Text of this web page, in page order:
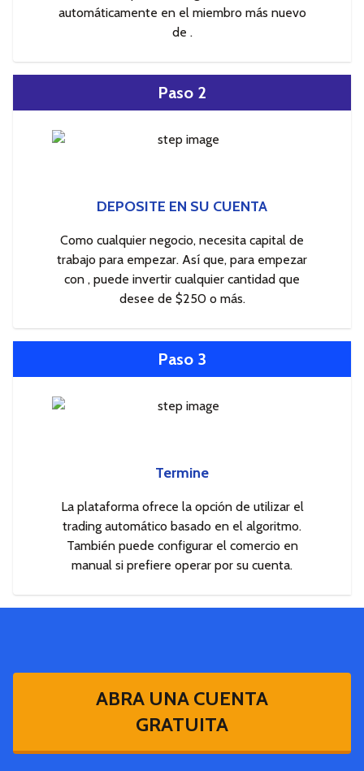
automáticamente en el miembro más nuevo
de .
Paso 2
DEPOSITE EN SU CUENTA
Como cualquier negocio, necesita capital de
trabajo para empezar. Así que, para empezar
con , puede invertir cualquier cantidad que
desee de $250 o más.
Paso 3
Termine
La plataforma ofrece la opción de utilizar el
trading automático basado en el algoritmo.
También puede configurar el comercio en
manual si prefiere operar por su cuenta.
ABRA UNA CUENTA
GRATUITA